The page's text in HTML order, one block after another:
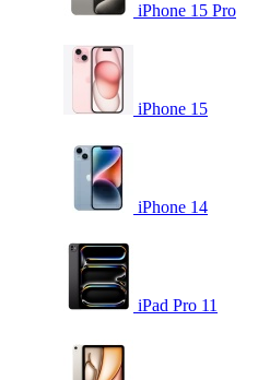
iPhone 15 Pro
iPhone 15
iPhone 14
iPad Pro 11